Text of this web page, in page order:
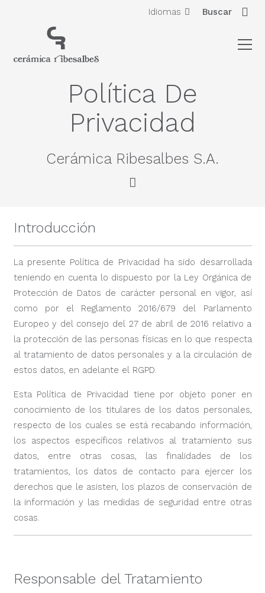
Idiomas Buscar
Política De
Privacidad
Cerámica Ribesalbes S.A.
Introducción
La presente Política de Privacidad ha sido desarrollada
teniendo en cuenta lo dispuesto por la Ley Orgánica de
Protección de Datos de carácter personal en vigor, así
como por el Reglamento 2016/679 del Parlamento
Europeo y del consejo del 27 de abril de 2016 relativo a
la protección de las personas físicas en lo que respecta
al tratamiento de datos personales y a la circulación de
estos datos, en adelante el RGPD.
Esta Política de Privacidad tiene por objeto poner en
conocimiento de los titulares de los datos personales,
respecto de los cuales se está recabando información,
los aspectos específicos relativos al tratamiento sus
datos, entre otras cosas, las finalidades de los
tratamientos, los datos de contacto para ejercer los
derechos que le asisten, los plazos de conservación de
la información y las medidas de seguridad entre otras
cosas.
Responsable del Tratamiento